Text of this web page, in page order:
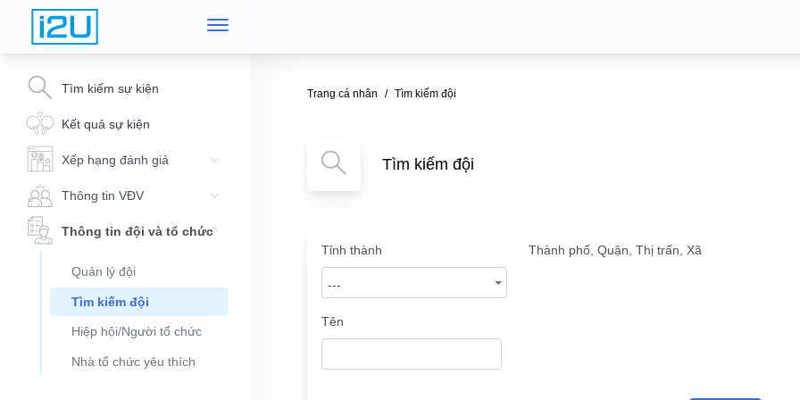
Tìm kiếm sự kiện
Kết quả sự kiện
Xếp hạng đánh giá
Thông tin VĐV
Thông tin đội và tổ chức
Quản lý đội
Tìm kiếm đội
Hiệp hội/Người tổ chức
Nhà tổ chức yêu thích
Trang cá nhân Tìm kiếm đội
Tìm kiếm đội
Tỉnh thành
---
Thành phố, Quận, Thị trấn, Xã
Tên